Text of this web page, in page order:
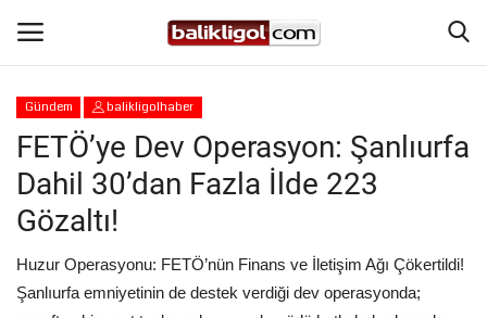
Giriş Yap
Anasayfa
Magazin
Gündem balikligolhaber
FETÖ’ye Dev Operasyon: Şanlıurfa
Dahil 30’dan Fazla İlde 223
Gözaltı!
Huzur Operasyonu: FETÖ’nün Finans ve İletişim Ağı Çökertildi!
Şanlıurfa emniyetinin de destek verdiği dev operasyonda;